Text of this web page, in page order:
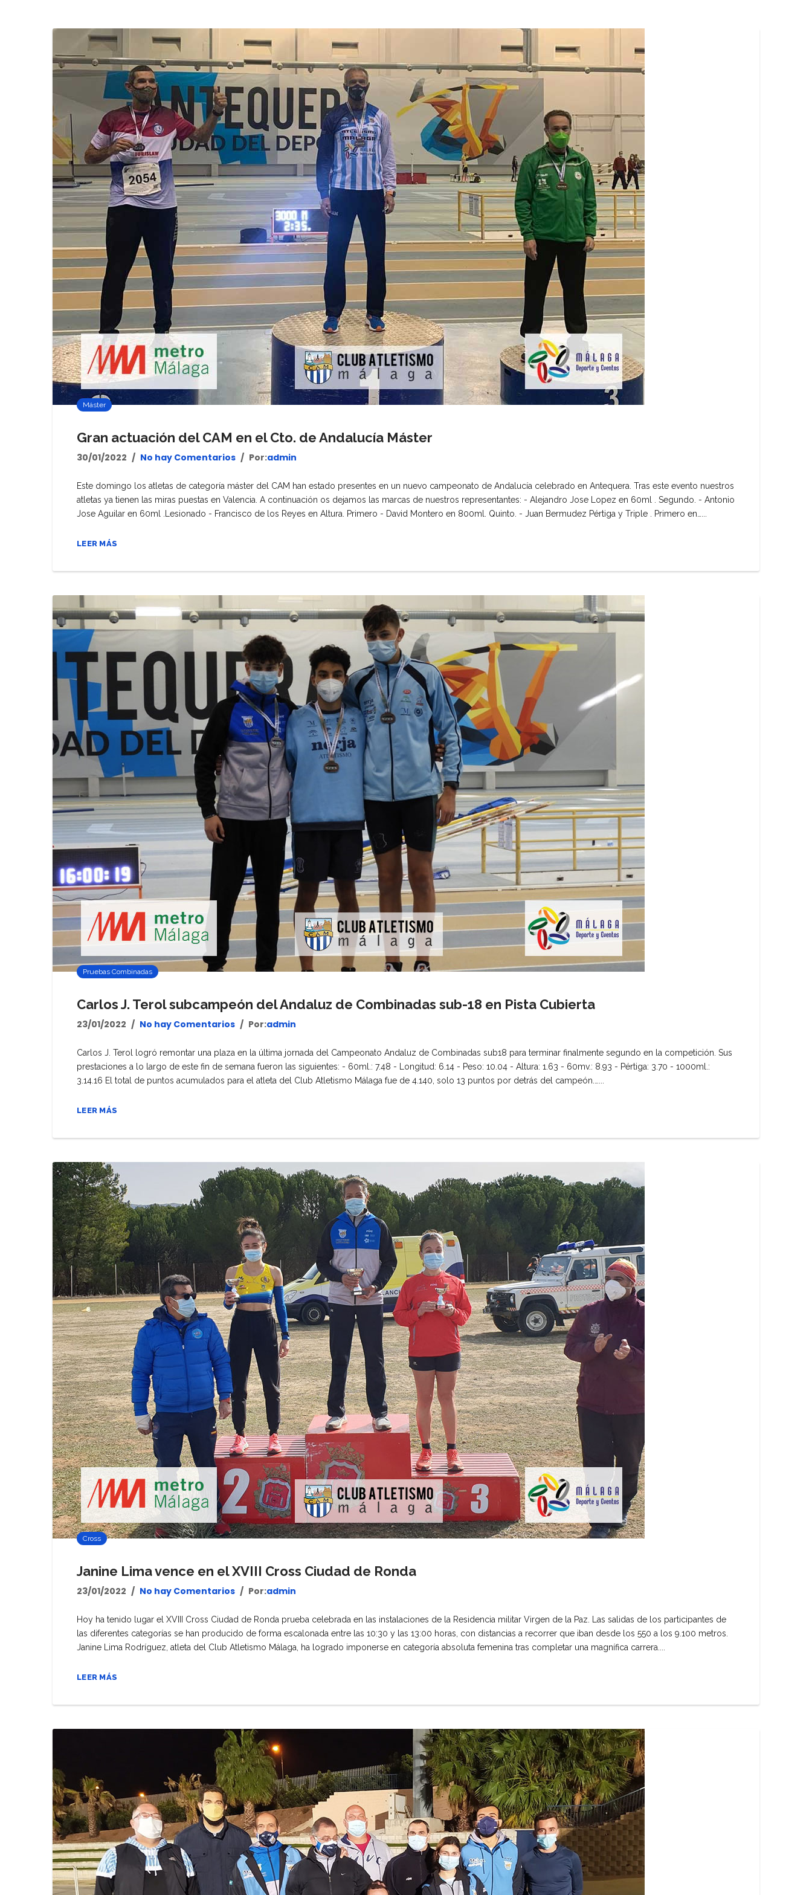
Máster
Gran actuación del CAM en el Cto. de Andalucía Máster
30/01/2022 No hay Comentarios Por:admin
Este domingo los atletas de categoría máster del CAM han estado presentes en un nuevo campeonato de Andalucía celebrado en Antequera. Tras este evento nuestros
atletas ya tienen las miras puestas en Valencia. A continuación os dejamos las marcas de nuestros representantes: - Alejandro Jose Lopez en 60ml . Segundo. - Antonio
Jose Aguilar en 60ml .Lesionado - Francisco de los Reyes en Altura. Primero - David Montero en 800ml. Quinto. - Juan Bermudez Pértiga y Triple . Primero en…...
LEER MÁS
Pruebas Combinadas
Carlos J. Terol subcampeón del Andaluz de Combinadas sub-18 en Pista Cubierta
23/01/2022 No hay Comentarios Por:admin
Carlos J. Terol logró remontar una plaza en la última jornada del Campeonato Andaluz de Combinadas sub18 para terminar finalmente segundo en la competición. Sus
prestaciones a lo largo de este fin de semana fueron las siguientes: - 60ml.: 7.48 - Longitud: 6.14 - Peso: 10.04 - Altura: 1.63 - 60mv.: 8.93 - Pértiga: 3.70 - 1000ml.:
3.14.16 El total de puntos acumulados para el atleta del Club Atletismo Málaga fue de 4.140, solo 13 puntos por detrás del campeón.…...
LEER MÁS
Cross
Janine Lima vence en el XVIII Cross Ciudad de Ronda
23/01/2022 No hay Comentarios Por:admin
Hoy ha tenido lugar el XVIII Cross Ciudad de Ronda prueba celebrada en las instalaciones de la Residencia militar Virgen de la Paz. Las salidas de los participantes de
las diferentes categorías se han producido de forma escalonada entre las 10:30 y las 13:00 horas, con distancias a recorrer que iban desde los 550 a los 9.100 metros.
Janine Lima Rodríguez, atleta del Club Atletismo Málaga, ha logrado imponerse en categoría absoluta femenina tras completar una magnífica carrera....
LEER MÁS